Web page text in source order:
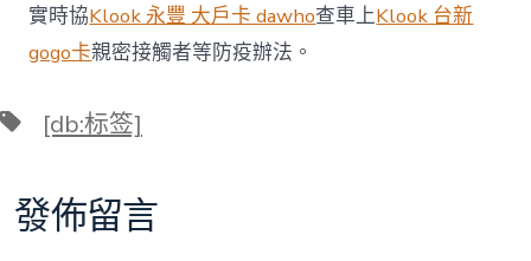
實時協Klook 永豐 大戶卡 dawho查車上Klook 台新
gogo卡親密接觸者等防疫辦法。
標 [db:标签]
發佈留言